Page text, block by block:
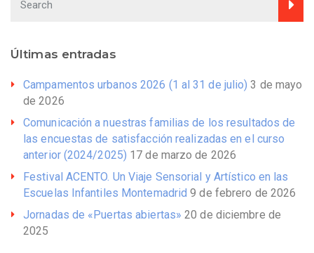
Últimas entradas
Campamentos urbanos 2026 (1 al 31 de julio) 3 de mayo
de 2026
Comunicación a nuestras familias de los resultados de
las encuestas de satisfacción realizadas en el curso
anterior (2024/2025) 17 de marzo de 2026
Festival ACENTO. Un Viaje Sensorial y Artístico en las
Escuelas Infantiles Montemadrid 9 de febrero de 2026
Jornadas de «Puertas abiertas» 20 de diciembre de
2025